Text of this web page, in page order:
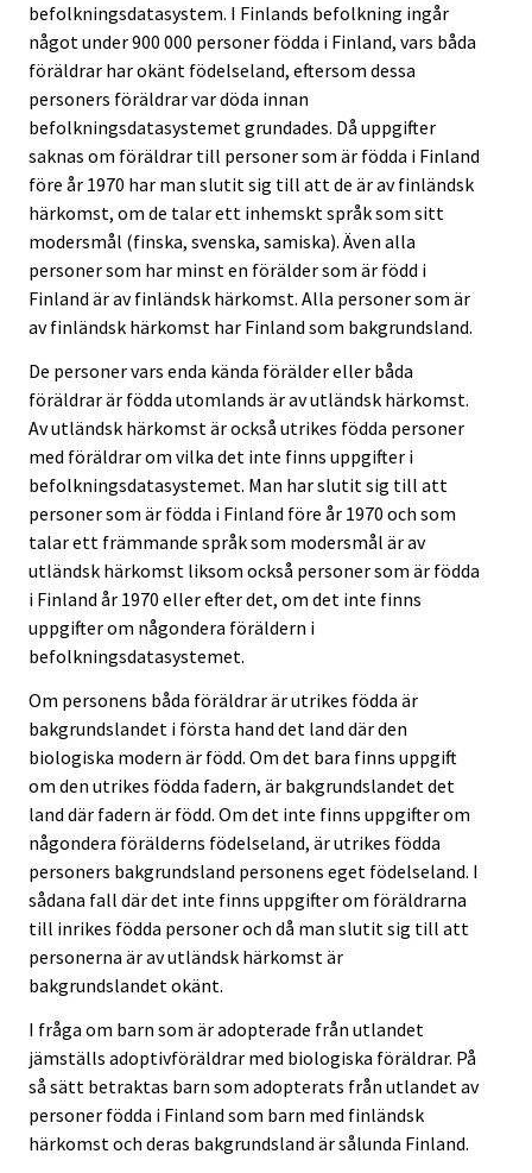
befolkningsdatasystem. I Finlands befolkning ingår
något under 900 000 personer födda i Finland, vars båda
föräldrar har okänt födelseland, eftersom dessa
personers föräldrar var döda innan
befolkningsdatasystemet grundades. Då uppgifter
saknas om föräldrar till personer som är födda i Finland
före år 1970 har man slutit sig till att de är av finländsk
härkomst, om de talar ett inhemskt språk som sitt
modersmål (finska, svenska, samiska). Även alla
personer som har minst en förälder som är född i
Finland är av finländsk härkomst. Alla personer som är
av finländsk härkomst har Finland som bakgrundsland.
De personer vars enda kända förälder eller båda
föräldrar är födda utomlands är av utländsk härkomst.
Av utländsk härkomst är också utrikes födda personer
med föräldrar om vilka det inte finns uppgifter i
befolkningsdatasystemet. Man har slutit sig till att
personer som är födda i Finland före år 1970 och som
talar ett främmande språk som modersmål är av
utländsk härkomst liksom också personer som är födda
i Finland år 1970 eller efter det, om det inte finns
uppgifter om någondera föräldern i
befolkningsdatasystemet.
Om personens båda föräldrar är utrikes födda är
bakgrundslandet i första hand det land där den
biologiska modern är född. Om det bara finns uppgift
om den utrikes födda fadern, är bakgrundslandet det
land där fadern är född. Om det inte finns uppgifter om
någondera förälderns födelseland, är utrikes födda
personers bakgrundsland personens eget födelseland. I
sådana fall där det inte finns uppgifter om föräldrarna
till inrikes födda personer och då man slutit sig till att
personerna är av utländsk härkomst är
bakgrundslandet okänt.
I fråga om barn som är adopterade från utlandet
jämställs adoptivföräldrar med biologiska föräldrar. På
så sätt betraktas barn som adopterats från utlandet av
personer födda i Finland som barn med finländsk
härkomst och deras bakgrundsland är sålunda Finland.